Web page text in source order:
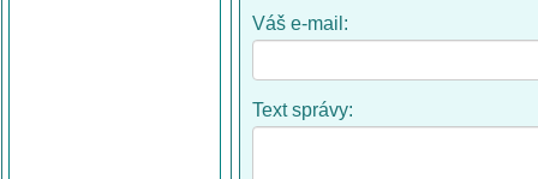
Váš e-mail:
Text správy: